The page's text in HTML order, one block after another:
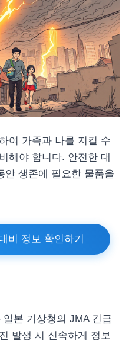
여 가족과 나를 지킬 수
해야 합니다. 안전한 대
안 생존에 필요한 물품을
비 정보 확인하기
일본 기상청의 JMA 긴급
발생 시 신속하게 정보